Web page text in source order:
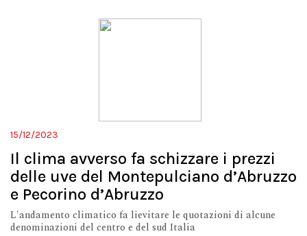
15/12/2023
Il clima avverso fa schizzare i prezzi
delle uve del Montepulciano d’Abruzzo
e Pecorino d’Abruzzo
L'andamento climatico fa lievitare le quotazioni di alcune
denominazioni del centro e del sud Italia